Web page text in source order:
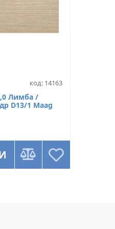
код: 14163
Лимба /
D13/1 Maag